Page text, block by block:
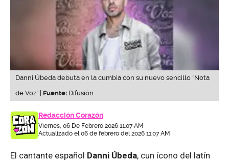
Danni Úbeda debuta en la cumbia con su nuevo sencillo “Nota
de Voz” | Fuente: Difusión
Redacción Corazón
Viernes, 06 De Febrero 2026 11:07 AM
Actualizado el 06 de febrero del 2026 11:07 AM
El cantante español Danni Úbeda, cun ícono del latín